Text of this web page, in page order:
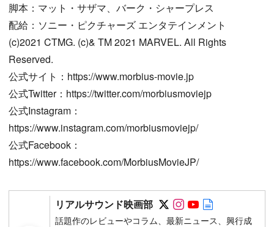
脚本：マット・サザマ、バーク・シャープレス
配給：ソニー・ピクチャーズ エンタテインメント
(c)2021 CTMG. (c)& TM 2021 MARVEL. All Rights
Reserved.
公式サイト：https://www.morbius-movie.jp
公式Twitter：https://twitter.com/morbiusmoviejp
公式Instagram：
https://www.instagram.com/morbiusmoviejp/
公式Facebook：
https://www.facebook.com/MorbiusMovieJP/
リアルサウンド映画部 Follow on SNS
Follow on SNS
Follow on
話題作のレビューやコラム、最新ニュース、興行成